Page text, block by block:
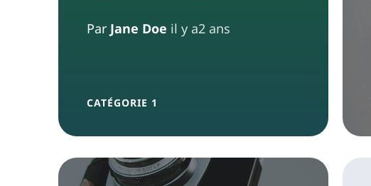
Par Jane Doe il y a2 ans
CATÉGORIE 1